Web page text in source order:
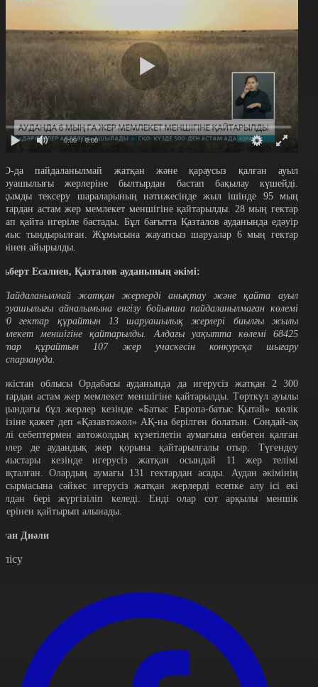
0:00 / 0:00
да пайдаланылмай жатқан және қараусыз қалған ауыл
жерлеріне былтырдан бастап бақылау күшейді.
тексеру шараларының нәтижесінде жыл ішінде 95 мың
астам жер мемлекет меншігіне қайтарылды. 28 мың гектар
қайта игеріле бастады. Бұл бағытта Қазталов ауданында едәуір
тындырылған. Жұмысына жауапсыз шаруалар 6 мың гектар
айырылды.
Есалиев, Қазталов ауданының әкімі:
жатқан жерлерді анықтау және қайта ауыл
айналымына енгізу бойынша пайдаланылмаған көлемі
гектар құрайтын 13 шаруашылық жерлері биылғы жылы
меншігіне қайтарылды. Алдағы уақытта көлемі 68425
құрайтын 107 жер учаскесін конкурсқа шығару
облысы Ордабасы ауданында да игерусіз жатқан 2 300
астам жер мемлекет меншігіне қайтарылды. Төрткүл ауылы
бұл жерлер кезінде «Батыс Европа-батыс Қытай» көлік
қажет деп «Қазавтожол» АҚ-на берілген болатын. Сондай-ақ
себептермен автожолдың күзетілетін аумағына енбеген қалған
де аудандық жер қорына қайтарылғалы отыр. Түгендеу
кезінде игерусіз жатқан осындай 11 жер телімі
Олардың аумағы 131 гектардан асады. Аудан әкімінің
сәйкес игерусіз жатқан жерлерді есепке алу ісі екі
бері жүргізіліп келеді. Енді олар сот арқылы меншік
қайтырып алынады.
Диәли